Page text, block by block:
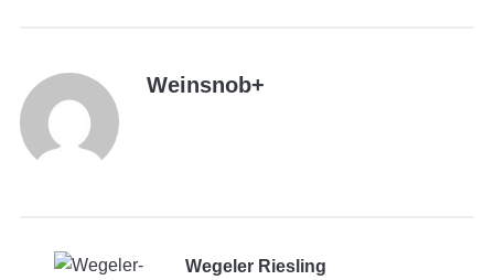
Weinsnob+
Wegeler Riesling